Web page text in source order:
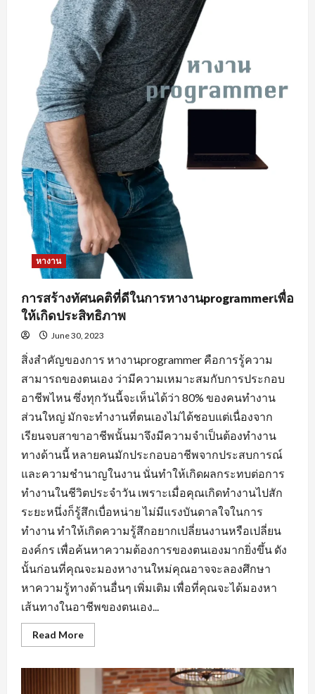
หางาน
การสร้างทัศนคติที่ดีในการหางานprogrammerเพื่อ
ให้เกิดประสิทธิภาพ
June 30, 2023
สิ่งสำคัญของการ หางานprogrammer คือการรู้ความ
สามารถของตนเอง ว่ามีความเหมาะสมกับการประกอบ
อาชีพไหน ซึ่งทุกวันนี้จะเห็นได้ว่า 80% ของคนทำงาน
ส่วนใหญ่ มักจะทำงานที่ตนเองไม่ได้ชอบแต่เนื่องจาก
เรียนจบสาขาอาชีพนั้นมาจึงมีความจำเป็นต้องทำงาน
ทางด้านนี้ หลายคนมักประกอบอาชีพจากประสบการณ์
และความชำนาญในงาน นั่นทำให้เกิดผลกระทบต่อการ
ทำงานในชีวิตประจำวัน เพราะเมื่อคุณเกิดทำงานไปสัก
ระยะหนึ่งก็รู้สึกเบื่อหน่าย ไม่มีแรงบันดาลใจในการ
ทำงาน ทำให้เกิดความรู้สึกอยากเปลี่ยนงานหรือเปลี่ยน
องค์กร เพื่อค้นหาความต้องการของตนเองมากยิ่งขึ้น ดัง
นั้นก่อนที่คุณจะมองหางานใหม่คุณอาจจะลองศึกษา
หาความรู้ทางด้านอื่นๆ เพิ่มเติม เพื่อที่คุณจะได้มองหา
เส้นทางในอาชีพของตนเอง...
Read MoreRead
more
สร้าง
ทัศนคติ